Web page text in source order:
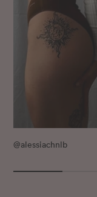
@alessiachnlb